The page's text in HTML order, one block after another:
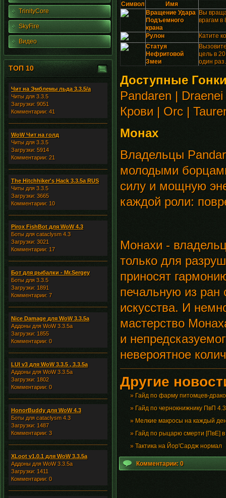
TrinityCore
SkyFire
Видео
ТОП 10
Чит на Эмблемы льда 3.3.5/а
Читы для 3.3.5
Загрузки: 9051
Комментарии: 41
WoW Чит на голд
Читы для 3.3.5
Загрузки: 5914
Комментарии: 21
The Hitchhiker's Hack 3.3.5a RUS
Читы для 3.3.5
Загрузки: 3665
Комментарии: 10
Pirox FishBot для WoW 4.3
Боты для cataclysm 4.3
Загрузки: 3021
Комментарии: 17
Бот для рыбалки - Mr.Sergey
Боты для 3.3.5
Загрузки: 1891
Комментарии: 7
Nice Damage для WoW 3.3.5a
Аддоны для WoW 3.3.5a
Загрузки: 1855
Комментарии: 0
LUI v3 для WoW 3.3.5 , 3.3.5a
Аддоны для WoW 3.3.5a
Загрузки: 1802
Комментарии: 0
HonorBuddy для WoW 4.3
Боты для cataclysm 4.3
Загрузки: 1487
Комментарии: 3
XLoot v1.0.1 для WoW 3.3.5a
Аддоны для WoW 3.3.5a
Загрузки: 1411
Комментарии: 0
Символ
Имя
Вращение Удара
Подъемного
крана
Вы
врагам в
Рулон
Катите
Статуя
Нефритовой
Змеи
цель в
один раз.
Доступные
Pandaren |
Крови | Orc |
Монах
Владельцы
молодыми
силу и мощную
каждой роли:
Монахи -
только для
приносят
печальную из ран
искусства. И
мастерство
и
невероятное
Другие
» Гайд по фарму питомцев-
» Гайд по чернокнижнику ПвП 4.3
» Мелкие макросы на каждый
» Гайд по рыцарю смерти [ПвЕ] в
» Тактика на Йор'Сардж нормал
Комментарии: 0